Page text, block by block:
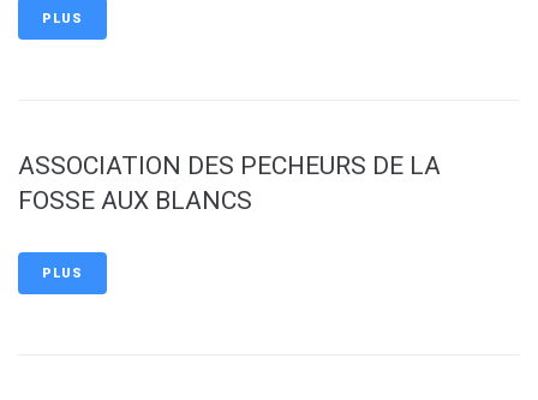
PLUS
ASSOCIATION DES PECHEURS DE LA
FOSSE AUX BLANCS
PLUS